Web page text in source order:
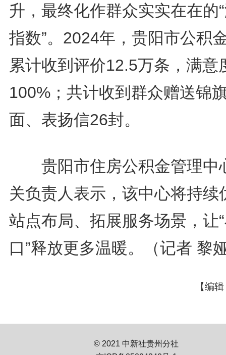
升，最终化作群众实实在在的
指数”。2024年，贵阳市公积
累计收到评价12.5万条，满意
100%；共计收到群众赠送锦
面、表扬信26封。
贵阳市住房公积金管理中
关负责人表示，该中心将持续
站点布局、拓展服务场景，让
口”释放更多温暖。（记者 黎
【编
© 2021 中新社贵州分社